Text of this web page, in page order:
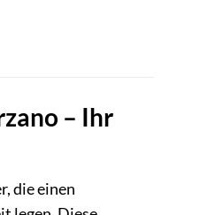
– Ihr
die einen